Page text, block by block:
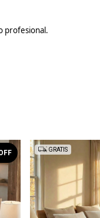
profesional.
GRATIS